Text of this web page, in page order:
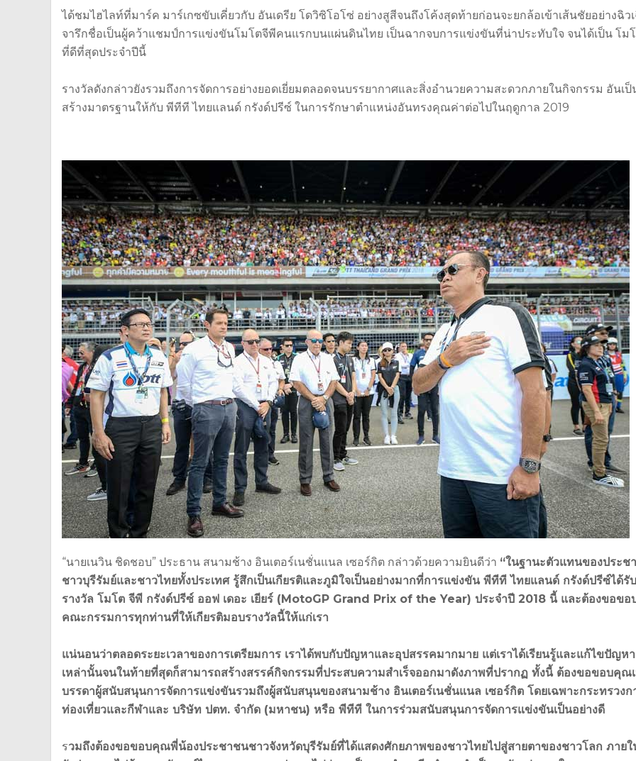
ได้ชมไฮไลท์ที่มาร์ค มาร์เกซขับเคี่ยวกับ อันเดรีย โดวิซิโอโซ่ อย่างสูสีจนถึงโค้งสุดท้ายก่อนจะยกล้อเข้าเส้นชัยอย่างฉิว
จารึกชื่อเป็นผู้คว้าแชมป์การแข่งขันโมโตจีพีคนแรกบนแผ่นดินไทย เป็นฉากจบการแข่งขันที่น่าประทับใจ จนได้เป็น โม
ที่ดีที่สุดประจำปีนี้
รางวัลดังกล่าวยังรวมถึงการจัดการอย่างยอดเยี่ยมตลอดจนบรรยากาศและสิ่งอำนวยความสะดวกภายในกิจกรรม อันเป็
สร้างมาตรฐานให้กับ พีทีที ไทยแลนด์ กรังด์ปรีซ์ ในการรักษาตำแหน่งอันทรงคุณค่าต่อไปในฤดูกาล 2019
“นายเนวิน ชิดชอบ” ประธาน สนามช้าง อินเตอร์เนชั่นแนล เซอร์กิต กล่าวด้วยความยินดีว่า “ในฐานะตัวแทนของประช
ชาวบุรีรัมย์และชาวไทยทั้งประเทศ รู้สึกเป็นเกียรติและภูมิใจเป็นอย่างมากที่การแข่งขัน พีทีที ไทยแลนด์ กรังด์ปรีซ์ได้รับ
รางวัล โมโต จีพี กรังด์ปรีซ์ ออฟ เดอะ เยียร์ (MotoGP Grand Prix of the Year) ประจำปี 2018 นี้ และต้องขอข
คณะกรรมการทุกท่านที่ให้เกียรติมอบรางวัลนี้ให้แก่เรา
แน่นอนว่าตลอดระยะเวลาของการเตรียมการ เราได้พบกับปัญหาและอุปสรรคมากมาย แต่เราได้เรียนรู้และแก้ไขปัญหา
เหล่านั้นจนในท้ายที่สุดก็สามารถสร้างสรรค์กิจกรรมที่ประสบความสำเร็จออกมาดังภาพที่ปรากฏ ทั้งนี้ ต้องขอขอบคุณ
บรรดาผู้สนับสนุนการจัดการแข่งขันรวมถึงผู้สนับสนุนของสนามช้าง อินเตอร์เนชั่นแนล เซอร์กิต โดยเฉพาะกระทรวงก
ท่องเที่ยวและกีฬาและ บริษัท ปตท. จำกัด (มหาชน) หรือ พีทีที ในการร่วมสนับสนุนการจัดการแข่งขันเป็นอย่างดี
รวมถึงต้องขอขอบคุณพี่น้องประชาชนชาวจังหวัดบุรีรัมย์ที่ได้แสดงศักยภาพของชาวไทยไปสู่สายตาของชาวโลก ภายใ